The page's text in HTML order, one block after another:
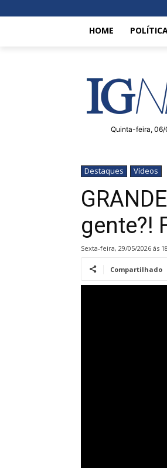
HOME
Quinta-feira,
Destaques Vídeos
gente?!
sexta-feira, 29/05/2026 ás
Compartilhado